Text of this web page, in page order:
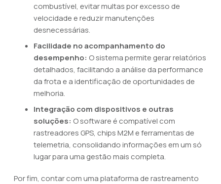
combustível, evitar multas por excesso de
velocidade e reduzir manutenções
desnecessárias.
Facilidade no acompanhamento do
desempenho: O sistema permite gerar relatórios
detalhados, facilitando a análise da performance
da frota e a identificação de oportunidades de
melhoria.
Integração com dispositivos e outras
soluções: O software é compatível com
rastreadores GPS, chips M2M e ferramentas de
telemetria, consolidando informações em um só
lugar para uma gestão mais completa.
Por fim, contar com uma plataforma de rastreamento